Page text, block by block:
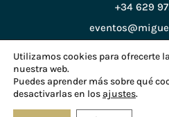
+34 629
Política de
Política de
Utilizamos cookies para ofrecerte
nuestra web.
Puedes aprender más sobre qué
desactivarlas en losajustes.